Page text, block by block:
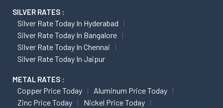
SILVER RATES :
Silver Rate Today In Hyderabad
Silver Rate Today In Bangalore
Silver Rate Today In Chennai
Silver Rate Today In Jaipur
METAL RATES :
Copper Price Today
Aluminum Price Today
Zinc Price Today
Nickel Price Today